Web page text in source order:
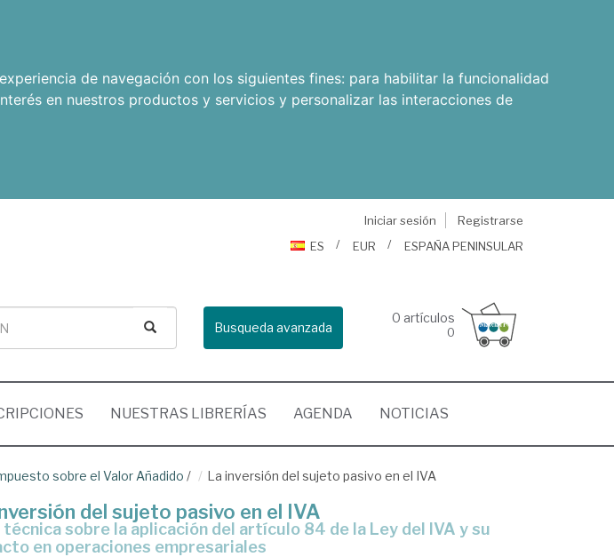
de navegación con los siguientes fines: para habilitar la funcionalidad
en nuestros productos y servicios y personalizar las interacciones de
Iniciar sesión
Registrarse
ES
EUR ESPAÑA PENINSULAR
Busqueda avanzada
0 artículos
0
NUESTRAS LIBRERÍAS AGENDA NOTICIAS
sobre el Valor Añadido / La inversión del sujeto pasivo en el IVA
del sujeto pasivo en el IVA
en operaciones empresariales